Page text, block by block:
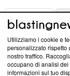
ABOUT
Questa sezione
News, sui nostri
creare news di
Utilizziamo i cookie e
personalizzato rispetto
nostro traffico.
occupano di analisi
informazioni sul tuo